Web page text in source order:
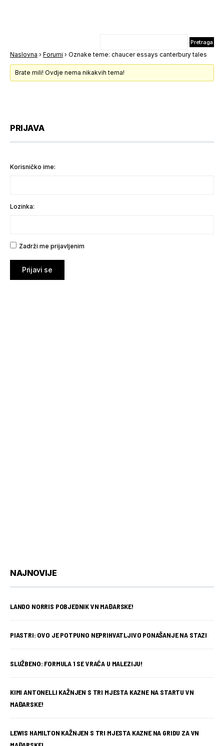
Naslovna › Forumi › Oznake teme: chaucer essays canterbury tales
Brate mili! Ovdje nema nikakvih tema!
PRIJAVA
Korisničko ime:
Lozinka:
Zadrži me prijavljenim
Prijavi se
NAJNOVIJE
LANDO NORRIS POBJEDNIK VN MAĐARSKE!
PIASTRI: OVO JE POTPUNO NEPRIHVATLJIVO PONAŠANJE NA STAZI
SLUŽBENO: FORMULA 1 SE VRAĆA U MALEZIJU!
KIMI ANTONELLI KAŽNJEN S TRI MJESTA KAZNE NA STARTU VN
MAĐARSKE!
LEWIS HAMILTON KAŽNJEN S TRI MJESTA KAZNE NA GRIDU ZA VN